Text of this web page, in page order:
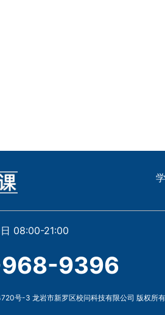
08:00-21:00
9396
号-3 龙岩市新罗区校问科技有限公司 版权所有